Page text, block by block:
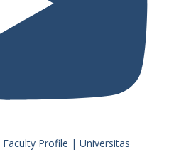
Profile | Universitas